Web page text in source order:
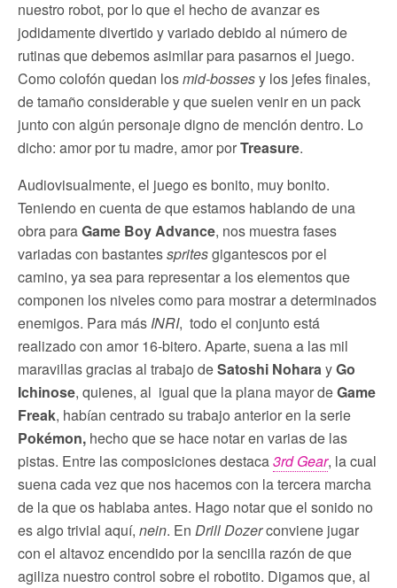
nuestro robot, por lo que el hecho de avanzar es
jodidamente divertido y variado debido al número de
rutinas que debemos asimilar para pasarnos el juego.
Como colofón quedan losmid-bossesy los jefes finales,
de tamaño considerable y que suelen venir en un pack
junto con algún personaje digno de mención dentro. Lo
dicho: amor por tu madre, amor porTreasure.
Audiovisualmente, el juego es bonito, muy bonito.
Teniendo en cuenta de que estamos hablando de una
obra paraGame Boy Advance, nos muestra fases
variadas con bastantesspritesgigantescos por el
camino, ya sea para representar a los elementos que
componen los niveles como para mostrar a determinados
enemigos. Para más INRI, todo el conjunto está
realizado con amor 16-bitero. Aparte, suena a las mil
maravillas gracias al trabajo deSatoshi NoharayGo
Ichinose, quienes, al igual que la plana mayor deGame
Freak, habían centrado su trabajo anterior en la serie
Pokémon, hecho que se hace notar en varias de las
pistas. Entre las composiciones destaca3rd Gear, la cual
suena cada vez que nos hacemos con la tercera marcha
de la que os hablaba antes. Hago notar que el sonido no
es algo trivial aquí, nein. En Drill Dozerconviene jugar
con el altavoz encendido por la sencilla razón de que
agiliza nuestro control sobre el robotito. Digamos que, al